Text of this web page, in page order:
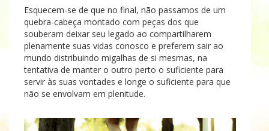
Esquecem-se de que no final, não passamos de um
quebra-cabeça montado com peças dos que
souberam deixar seu legado ao compartilharem
plenamente suas vidas conosco e preferem sair ao
mundo distribuindo migalhas de si mesmas, na
tentativa de manter o outro perto o suficiente para
servir às suas vontades e longe o suficiente para que
não se envolvam em plenitude.